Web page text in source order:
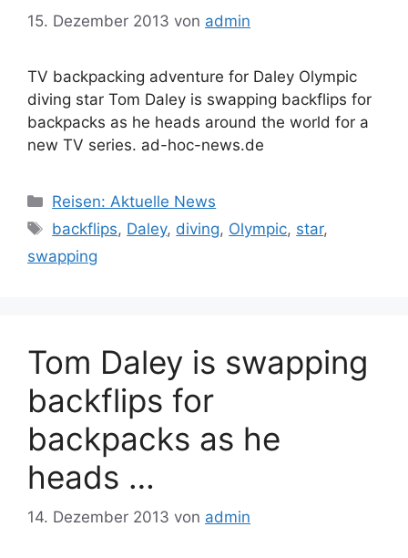
15. Dezember 2013 von admin
TV backpacking adventure for Daley Olympic
diving star Tom Daley is swapping backflips for
backpacks as he heads around the world for a
new TV series. ad-hoc-news.de
Kategorien
Reisen: Aktuelle News
Schlagwörter
backflips, Daley, diving, Olympic, star,
swapping
Tom Daley is swapping
backflips for
backpacks as he
heads …
14. Dezember 2013 von admin